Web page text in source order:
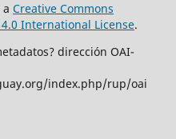
Creative Commons
International License.
dirección OAI-
index.php/rup/oai